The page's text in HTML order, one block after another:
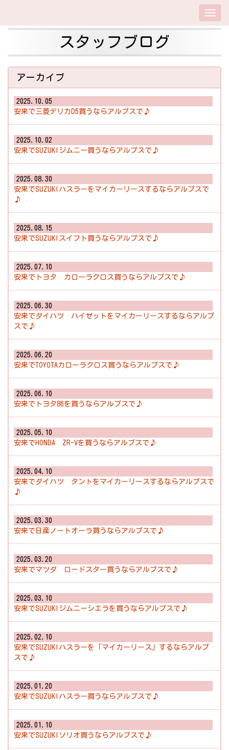
スタッフブログ
アーカイブ
2025.10.05
安来で三菱デリカD5買うならアルプスで♪
2025.10.02
安来でSUZUKIジムニー買うならアルプスで♪
2025.08.30
安来でSUZUKIハスラーをマイカーリースするならアルプスで
♪
2025.08.15
安来でSUZUKIスイフト買うならアルプスで♪
2025.07.10
安来でトヨタ カローラクロス買うならアルプスで♪
2025.06.30
安来でダイハツ ハイゼットをマイカーリースするならアルプ
スで♪
2025.06.20
安来でTOYOTAカローラクロス買うならアルプスで♪
2025.06.10
安来でトヨタ86を買うならアルプスで♪
2025.05.10
安来でHONDA ZR-Vを買うならアルプスで♪
2025.04.10
安来でダイハツ タントをマイカーリースするならアルプスで
♪
2025.03.30
安来で日産ノートオーラ買うならアルプスで♪
2025.03.20
安来でマツダ ロードスター買うならアルプスで♪
2025.03.10
安来でSUZUKIジムニーシエラを買うならアルプスで♪
2025.02.10
安来でSUZUKIハスラーを「マイカーリース」するならアルプ
スで♪
2025.01.20
安来でSUZUKIハスラー買うならアルプスで♪
2025.01.10
安来でSUZUKIソリオ買うならアルプスで♪